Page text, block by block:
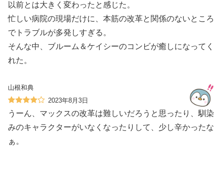
以前とは大きく変わったと感じた。
忙しい病院の現場だけに、本筋の改革と関係のないところ
でトラブルが多発しすぎる。
そんな中、ブルーム＆ケイシーのコンビが癒しになってく
れた。
山根和典
2023年8月3日
うーん、マックスの改革は難しいだろうと思ったり、馴染
みのキャラクターがいなくなったりして、少し辛かったな
ぁ。